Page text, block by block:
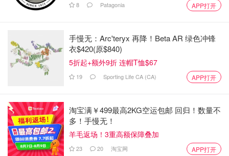
8 Patagonia APP打开
手慢无：Arc'teryx 再降！Beta AR 绿色冲锋
衣$420(原$840)
5折起+额外9折 连帽T恤$67
19 Sporting Life CA (CA) APP打开
淘宝满￥499最高2KG空运包邮 回归！数量不
多！手慢无！
羊毛返场！3重高额保障叠加
23 20 淘宝网 APP打开